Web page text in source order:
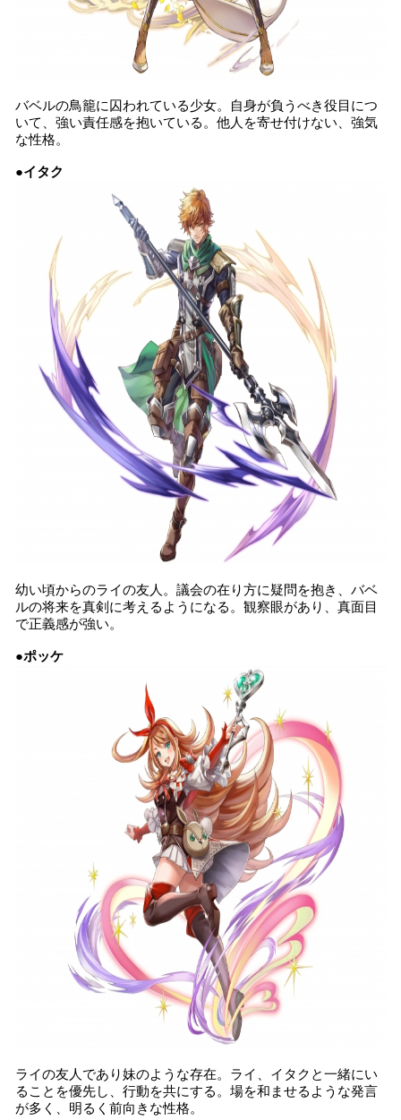
バベルの鳥籠に囚われている少女。自身が負うべき役目につ
いて、強い責任感を抱いている。他人を寄せ付けない、強気
な性格。
●イタク
幼い頃からのライの友人。議会の在り方に疑問を抱き、バベ
ルの将来を真剣に考えるようになる。観察眼があり、真面目
で正義感が強い。
●ポッケ
ライの友人であり妹のような存在。ライ、イタクと一緒にい
ることを優先し、行動を共にする。場を和ませるような発言
が多く、明るく前向きな性格。